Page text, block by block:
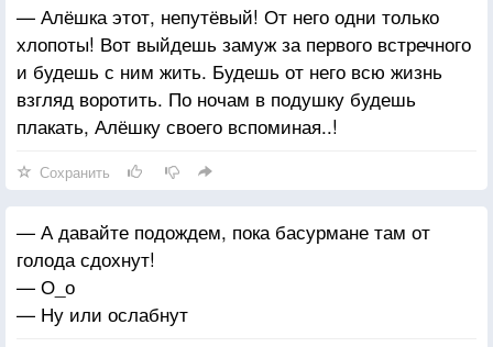
— Алёшка этот, непутёвый! От него одни только
хлопоты! Вот выйдешь замуж за первого встречного
и будешь с ним жить. Будешь от него всю жизнь
взгляд воротить. По ночам в подушку будешь
плакать, Алёшку своего вспоминая..!
Сохранить
— А давайте подождем, пока басурмане там от
голода сдохнут!
— О_о
— Ну или ослабнут